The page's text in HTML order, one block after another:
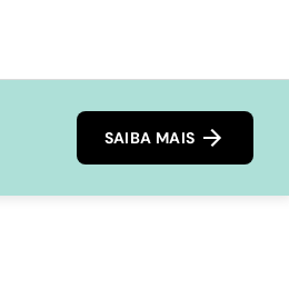
SAIBA MAIS